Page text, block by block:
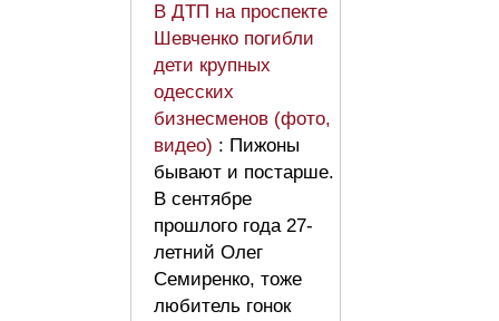
В ДТП на проспекте
Шевченко погибли
дети крупных
одесских
бизнесменов (фото,
видео) : Пижоны
бывают и постарше.
В сентябре
прошлого года 27-
летний Олег
Семиренко, тоже
любитель гонок